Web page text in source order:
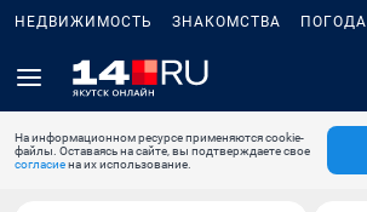
НЕДВИЖИМОСТЬ ЗНАКОМСТВА ПОГОДА
На информационном ресурсе применяются cookie-
файлы. Оставаясь на сайте, вы подтверждаете свое
согласиена их использование.